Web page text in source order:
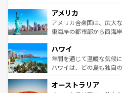
ンツ一覧を参照してほしい
の建物がそのまま残る町
博物館もあり、アルプス
ことができる。国民の所
ば市内交通費無料で観光を楽
着のスイス情報はコンテ
アメリカ
アメリカ合衆国は、広大
東海岸の都市部から西海
のような巨大都市は、観
ンメントが詰まった刺激
西部には大自然が広がり
部のニューオーリンズで
ハワイ
年間を通じて温暖な気候
ハワイは、どの島も独自
ワイ島は見逃せない。ま
オーストラリア